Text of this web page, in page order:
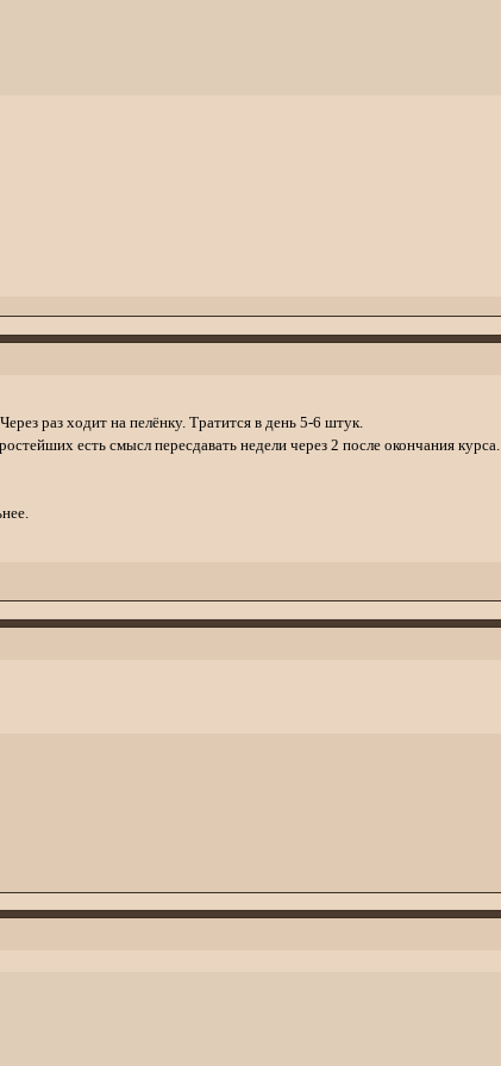
раз ходит на пелёнку. Тратится в день 5-6 штук.
есть смысл пересдавать недели через 2 после окончания курса.